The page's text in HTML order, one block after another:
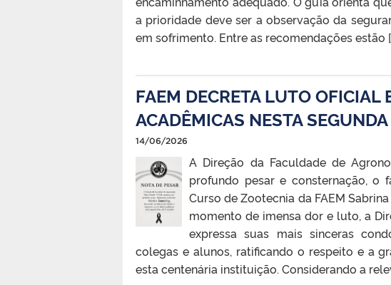
a prioridade deve ser a observação da
em sofrimento. Entre as recomendações estão
FAEM DECRETA LUTO OFICIAL
ACADÊMICAS NESTA
14/06/2026
A Direção da Faculdade de
profundo pesar e consternação, o
Curso de Zootecnia da FAEM
momento de imensa dor e luto, a
expressa suas mais sinceras
colegas e alunos, ratificando o respeito e a
esta centenária instituição. Considerando a